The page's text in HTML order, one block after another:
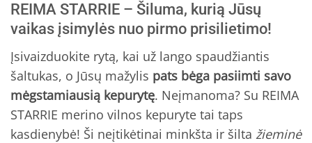
REIMA STARRIE – Šiluma, kurią Jūsų
vaikas įsimylės nuo pirmo prisilietimo!
Įsivaizduokite rytą, kai už lango spaudžiantis
šaltukas, o Jūsų mažylis pats bėga pasiimti savo
mėgstamiausią kepurytę. Neįmanoma? Su REIMA
STARRIE merino vilnos kepuryte tai taps
kasdienybė! Ši neįtikėtinai minkšta ir šilta žieminė